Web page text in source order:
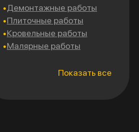
Демонтажные работы
Плиточные работы
Кровельные работы
Малярные работы
Показать все